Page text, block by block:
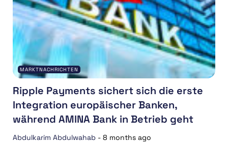
MARKTNACHRICHTEN
Ripple Payments sichert sich die erste
Integration europäischer Banken,
während AMINA Bank in Betrieb geht
Abdulkarim Abdulwahab - 8 months ago